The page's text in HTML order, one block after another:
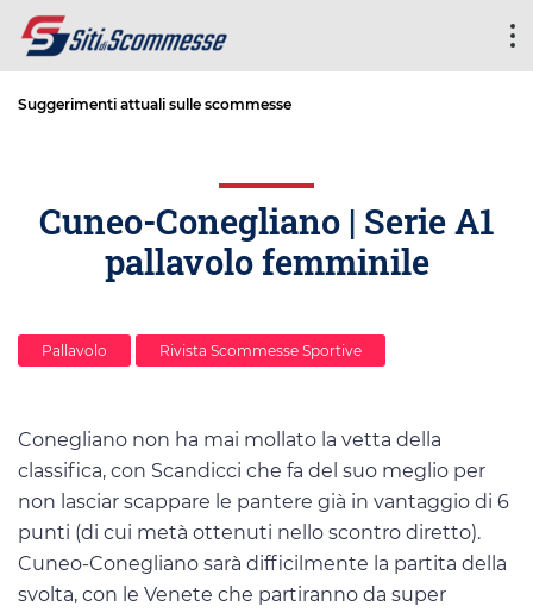
Suggerimenti attuali sulle scommesse
Cuneo-Conegliano | Serie A1
pallavolo femminile
Pallavolo Rivista Scommesse Sportive
Conegliano non ha mai mollato la vetta della
classifica, con Scandicci che fa del suo meglio per
non lasciar scappare le pantere già in vantaggio di 6
punti (di cui metà ottenuti nello scontro diretto).
Cuneo-Conegliano sarà difficilmente la partita della
svolta, con le Venete che partiranno da super